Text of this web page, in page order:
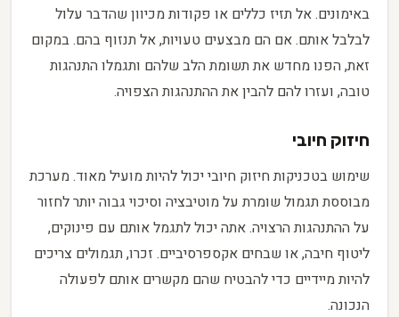
באימונים. אל תזיז כללים או פקודות מכיוון שהדבר עלול
לבלבל אותם. אם הם מבצעים טעויות, אל תנזוף בהם. במקום
זאת, הפנו מחדש את תשומת הלב שלהם ותגמלו התנהגות
טובה, ועזרו להם להבין את ההתנהגות הצפויה.
חיזוק חיובי
שימוש בטכניקות חיזוק חיובי יכול להיות מועיל מאוד. מערכת
מבוססת תגמול שומרת על מוטיבציה וסיכוי גבוה יותר לחזור
על ההתנהגות הרצויה. אתה יכול לתגמל אותם עם פינוקים,
ליטוף חיבה, או שבחים אקספרסיביים. זכרו, תגמולים צריכים
להיות מיידיים כדי להבטיח שהם מקשרים אותם לפעולה
הנכונה.